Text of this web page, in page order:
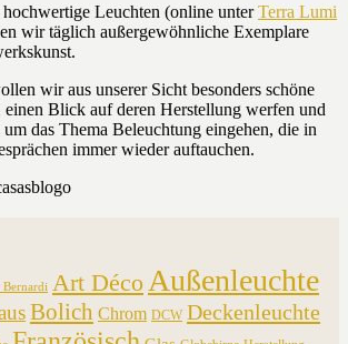
Leuchten (online unterTerra Lumi
wir täglich außergewöhnliche Exemplare
wir aus unserer Sicht besonders schöne
einen Blick auf deren Herstellung werfen und
das Thema Beleuchtung eingehen, die in
immer wieder auftauchen.
Bernardi Art Déco Außenleuchte
Bolich Chrom DCW Deckenleuchte